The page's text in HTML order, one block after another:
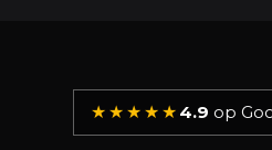
★★★★★ 4.9 op